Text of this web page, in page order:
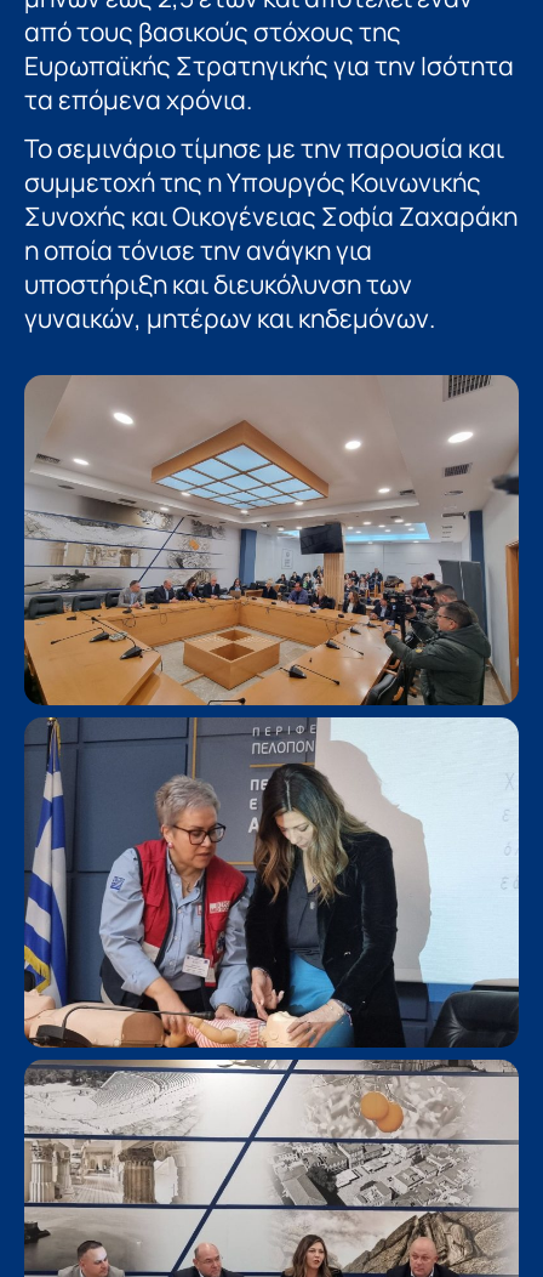
από τους βασικούς στόχους της
Ευρωπαϊκής Στρατηγικής για την Ισότητα
τα επόμενα χρόνια.
Το σεμινάριο τίμησε με την παρουσία και
συμμετοχή της η Υπουργός Κοινωνικής
Συνοχής και Οικογένειας Σοφία Ζαχαράκη
η οποία τόνισε την ανάγκη για
υποστήριξη και διευκόλυνση των
γυναικών, μητέρων και κηδεμόνων.